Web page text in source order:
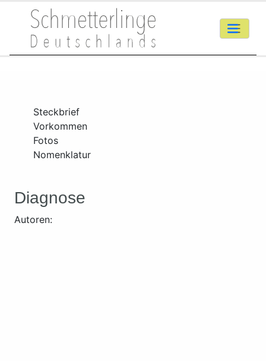
Steckbrief
Vorkommen
Fotos
Nomenklatur
Diagnose
Autoren: